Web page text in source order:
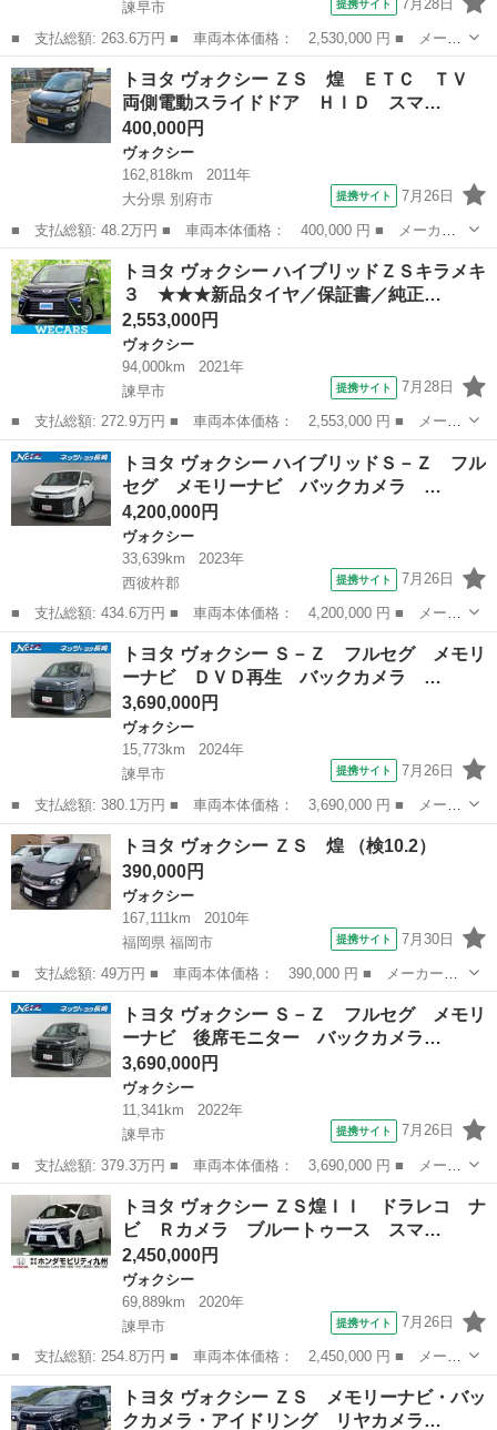
諫早市
提携サイト 7月28日
■ 支払総額: 263.6万円 ■ 車両本体価格： 2,530,000 円 ■ メーカ
ー名： トヨタ ■ 車種名： ヴォクシー ■ グレード名： ＺＳ
煌 フルセグ メモリーナビ ＤＶＤ再生 バックカメラ 衝突被害
軽減シス...
長崎 諫早市 ヴォクシー
トヨタ ヴォクシー ＺＳ 煌 ＥＴＣ ＴＶ
両側電動スライドドア ＨＩＤ スマ…
400,000円
ヴォクシー
162,818km
2011年
大分県 別府市
提携サイト 7月26日
■ 支払総額: 48.2万円 ■ 車両本体価格： 400,000 円 ■ メーカー
名： トヨタ ■ 車種名： ヴォクシー ■ グレード名： ＺＳ
煌 ＥＴＣ ＴＶ 両側電動スライドドア ＨＩＤ スマートキー
３列シート フ...
大分 別府市 ヴォクシー
トヨタ ヴォクシー ハイブリッドＺＳキラメキ
３ ★★★新品タイヤ／保証書／純正…
2,553,000円
ヴォクシー
94,000km
2021年
諫早市
提携サイト 7月28日
■ 支払総額: 272.9万円 ■ 車両本体価格： 2,553,000 円 ■ メーカ
ー名： トヨタ ■ 車種名： ヴォクシー ■ グレード名： ハイブ
リッドＺＳキラメキ３ ★★★新品タイヤ／保証書／純正 １０イン
チ ＳＤ...
長崎 諫早市 ヴォクシー
トヨタ ヴォクシー ハイブリッドＳ－Ｚ フル
セグ メモリーナビ バックカメラ …
4,200,000円
ヴォクシー
33,639km
2023年
西彼杵郡
提携サイト 7月26日
■ 支払総額: 434.6万円 ■ 車両本体価格： 4,200,000 円 ■ メーカ
ー名： トヨタ ■ 車種名： ヴォクシー ■ グレード名： ハイブ
リッドＳ－Ｚ フルセグ メモリーナビ バックカメラ 衝突被害軽
減システ...
長崎 西彼杵郡 ヴォクシー
トヨタ ヴォクシー Ｓ－Ｚ フルセグ メモリ
ーナビ ＤＶＤ再生 バックカメラ …
3,690,000円
ヴォクシー
15,773km
2024年
諫早市
提携サイト 7月26日
■ 支払総額: 380.1万円 ■ 車両本体価格： 3,690,000 円 ■ メーカ
ー名： トヨタ ■ 車種名： ヴォクシー ■ グレード名： Ｓ－
Ｚ フルセグ メモリーナビ ＤＶＤ再生 バックカメラ 衝突被害
軽減システ...
長崎 諫早市 ヴォクシー
トヨタ ヴォクシー ＺＳ 煌 （検10.2）
390,000円
ヴォクシー
167,111km
2010年
福岡県 福岡市
提携サイト 7月30日
■ 支払総額: 49万円 ■ 車両本体価格： 390,000 円 ■ メーカー
名： トヨタ ■ 車種名： ヴォクシー ■ グレード名： ＺＳ 煌
■ 排気量： 2000cc ■ ドア枚数： 5D ■ ミッション： CVT ...
福岡 福岡市 ヴォクシー
トヨタ ヴォクシー Ｓ－Ｚ フルセグ メモリ
ーナビ 後席モニター バックカメラ…
3,690,000円
ヴォクシー
11,341km
2022年
諫早市
提携サイト 7月26日
■ 支払総額: 379.3万円 ■ 車両本体価格： 3,690,000 円 ■ メーカ
ー名： トヨタ ■ 車種名： ヴォクシー ■ グレード名： Ｓ－
Ｚ フルセグ メモリーナビ 後席モニター バックカメラ 衝突被
害軽減シス...
長崎 諫早市 ヴォクシー
トヨタ ヴォクシー ＺＳ煌ＩＩ ドラレコ ナ
ビ Ｒカメラ ブルートゥース スマ…
2,450,000円
ヴォクシー
69,889km
2020年
諫早市
提携サイト 7月26日
■ 支払総額: 254.8万円 ■ 車両本体価格： 2,450,000 円 ■ メーカ
ー名： トヨタ ■ 車種名： ヴォクシー ■ グレード名： ＺＳ煌
ＩＩ ドラレコ ナビ Ｒカメラ ブルートゥース スマートキー・
プッシュ...
長崎 諫早市 ヴォクシー
トヨタ ヴォクシー ＺＳ メモリーナビ・バッ
クカメラ・アイドリング リヤカメラ…